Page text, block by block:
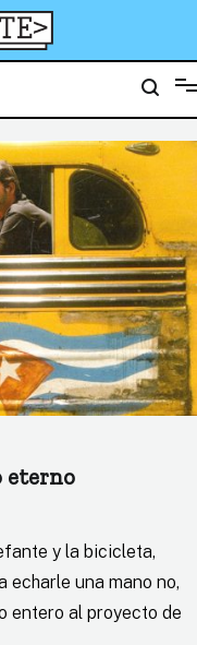
eterno
y la bicicleta,
echarle una mano no,
entero al proyecto de